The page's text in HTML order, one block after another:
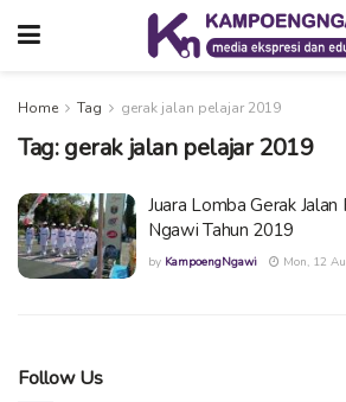
Home Tag gerak jalan pelajar 2019
Tag:gerak jalan pelajar 2019
Juara Lomba Gerak
Ngawi Tahun 2019
by KampoengNgawi Mon, 12
Follow Us